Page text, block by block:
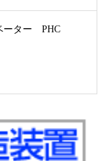
ーター PHC